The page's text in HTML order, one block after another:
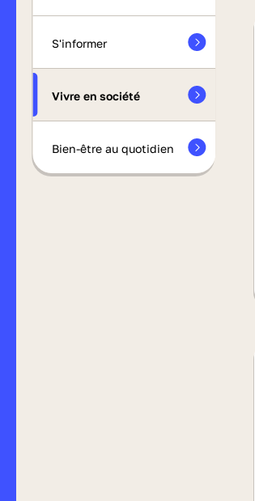
S'informer
Vivre en société
Bien-être au quotidien